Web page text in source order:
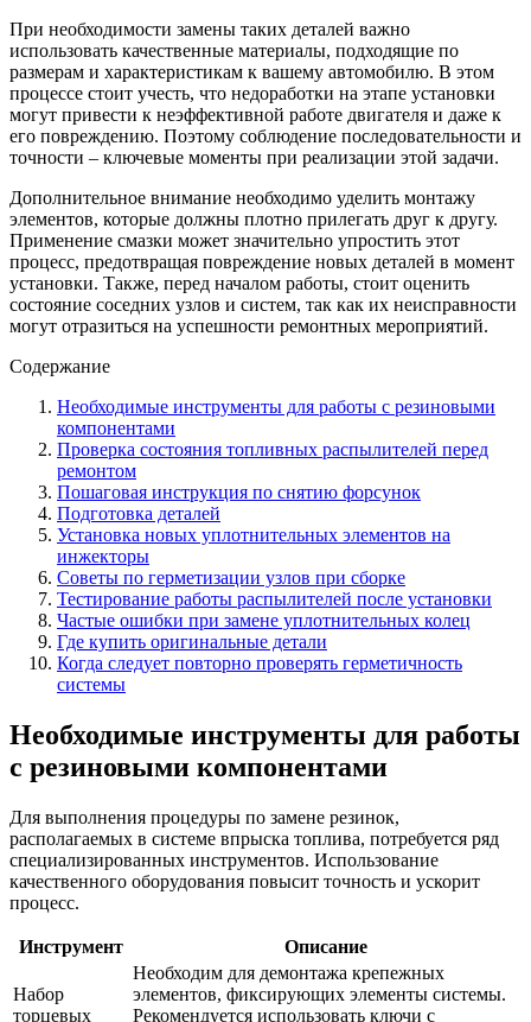
При необходимости замены таких деталей важно
использовать качественные материалы, подходящие по
размерам и характеристикам к вашему автомобилю. В этом
процессе стоит учесть, что недоработки на этапе установки
могут привести к неэффективной работе двигателя и даже к
его повреждению. Поэтому соблюдение последовательности и
точности – ключевые моменты при реализации этой задачи.
Дополнительное внимание необходимо уделить монтажу
элементов, которые должны плотно прилегать друг к другу.
Применение смазки может значительно упростить этот
процесс, предотвращая повреждение новых деталей в момент
установки. Также, перед началом работы, стоит оценить
состояние соседних узлов и систем, так как их неисправности
могут отразиться на успешности ремонтных мероприятий.
Содержание
Необходимые инструменты для работы с резиновыми
компонентами
Проверка состояния топливных распылителей перед
ремонтом
Пошаговая инструкция по снятию форсунок
Подготовка деталей
Установка новых уплотнительных элементов на
инжекторы
Советы по герметизации узлов при сборке
Тестирование работы распылителей после установки
Частые ошибки при замене уплотнительных колец
Где купить оригинальные детали
Когда следует повторно проверять герметичность
системы
Необходимые инструменты для работы
с резиновыми компонентами
Для выполнения процедуры по замене резинок,
располагаемых в системе впрыска топлива, потребуется ряд
специализированных инструментов. Использование
качественного оборудования повысит точность и ускорит
процесс.
Инструмент Описание
Набор
торцевых
Необходим для демонтажа крепежных
элементов, фиксирующих элементы системы.
Рекомендуется использовать ключи с